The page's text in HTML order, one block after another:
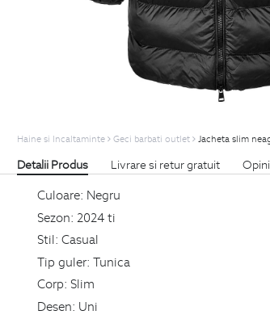
Haine si Incaltaminte Geci barbati outlet Jacheta slim
Detalii Produs Livrare si retur gratuit
Culoare: Negru
Sezon: 2024 ti
Stil: Casual
Tip guler: Tunica
Corp: Slim
Desen: Uni